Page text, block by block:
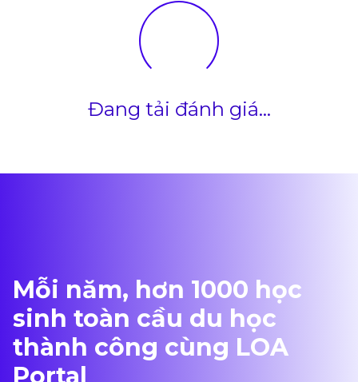
Đang tải đánh giá...
Mỗi năm, hơn 1000 học
sinh toàn cầu du học
thành công cùng LOA
Portal